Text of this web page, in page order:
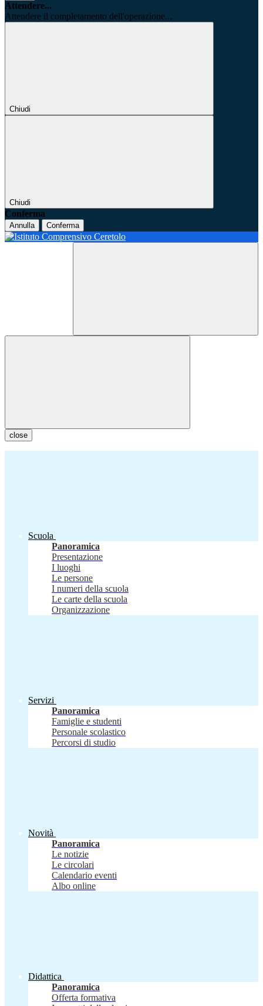
Attendere...
Attendere il completamento dell'operazione...
Chiudi
Chiudi
Conferma
Annulla Conferma
close
Scuola
Panoramica
Presentazione
I luoghi
Le persone
I numeri della scuola
Le carte della scuola
Organizzazione
Servizi
Panoramica
Famiglie e studenti
Personale scolastico
Percorsi di studio
Novità
Panoramica
Le notizie
Le circolari
Calendario eventi
Albo online
Didattica
Panoramica
Offerta formativa